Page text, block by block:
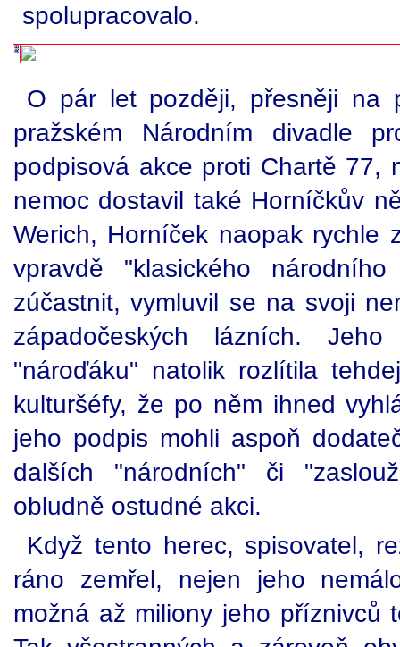
spolupracovalo.
O pár let později, přesněji na
pražském Národním divadle
podpisová akce proti Chartě 77,
nemoc dostavil také Horníčkův
Werich, Horníček naopak
vpravdě "klasického
zúčastnit, vymluvil se na svoji
západočeských lázních.
"nároďáku" natolik rozlítila
kulturšéfy, že po něm ihned
jeho podpis mohli aspoň
dalších "národních" či
obludně ostudné akci.
Když tento herec, spisovatel,
ráno zemřel, nejen jeho
možná až miliony jeho příznivců